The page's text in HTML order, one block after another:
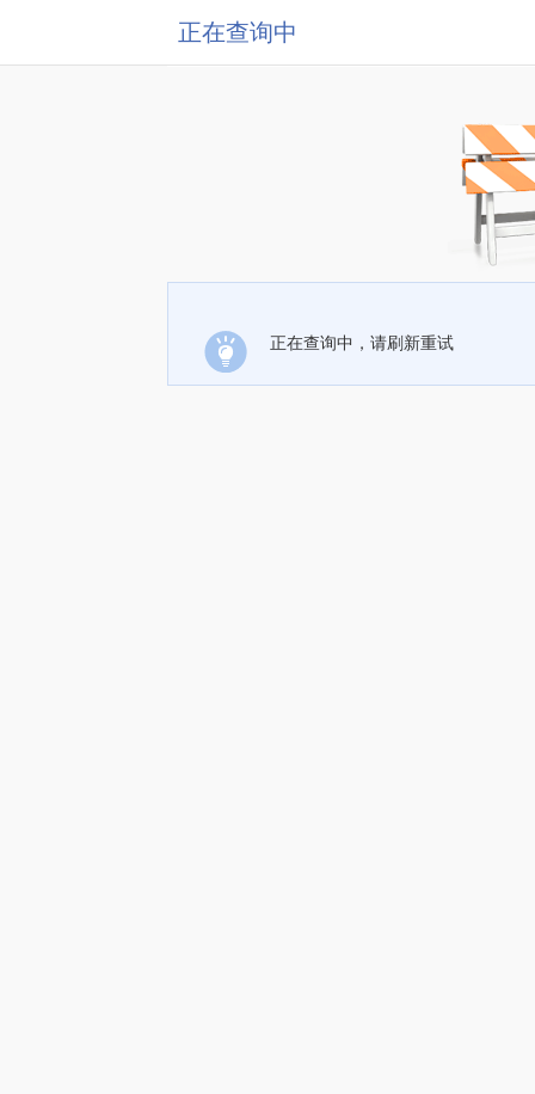
正在查询中
正在查询中，请刷新重试